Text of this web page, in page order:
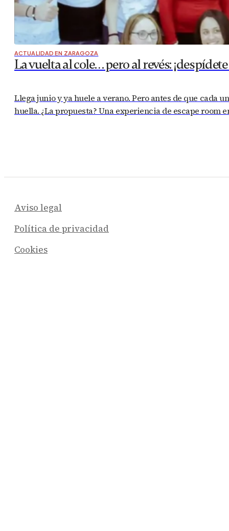
ACTUALIDAD EN ZARAGOZA
La vuelta al cole… pero al revés:
Llega junio y ya huele a verano. Pero antes de que cada
huella. ¿La propuesta? Una experiencia de escape room
Aviso legal
Política de privacidad
Cookies